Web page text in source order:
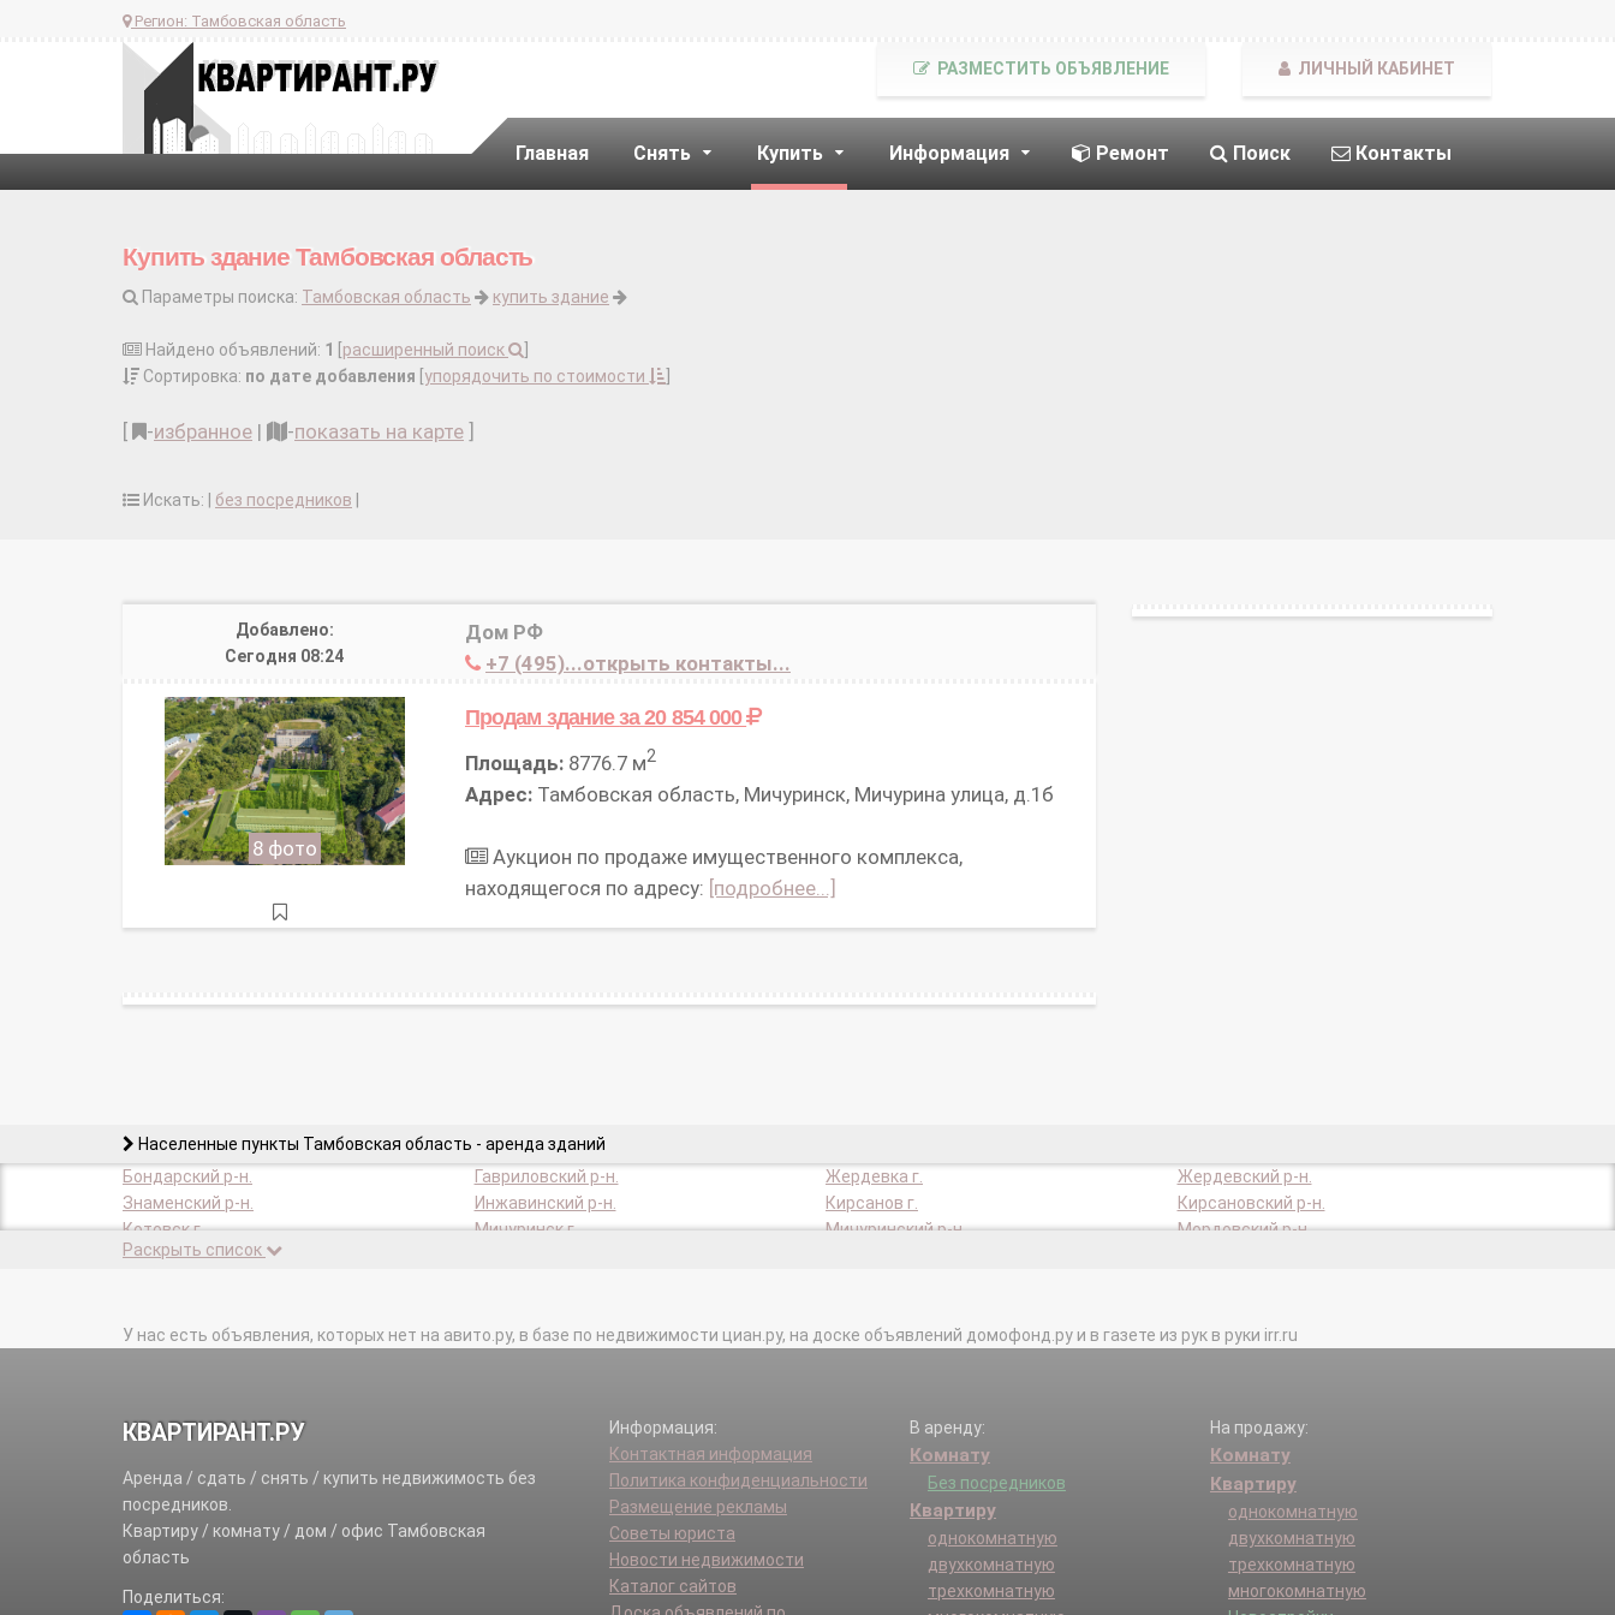
Регион: Тамбовская область
Главная Снять Купить Информация Ремонт Поиск Контакты
РАЗМЕСТИТЬ ОБЪЯВЛЕНИЕ ЛИЧНЫЙ КАБИНЕТ
Купить здание Тамбовская область
Параметры поиска: Тамбовская область купить здание
Найдено объявлений: 1 расширенный поиск
Сортировка: по дате добавления упорядочить по стоимости
-избранное | -показать на карте
Искать: | без посредников
Добавлено:
Сегодня 08:24
Дом РФ
+7 (495)...открыть контакты...
8 фото
Продам зданиеза 20 854 000
Площадь:8776.7 м2
Адрес:Тамбовская область, Мичуринск, Мичурина улица, д.1б
Аукцион по продаже имущественного комплекса,
находящегося по адресу: [подробнее...]
Населенные пункты Тамбовская область - аренда зданий
Бондарский р-н.
Гавриловский р-н. Жердевка г.
Жердевский р-н.
Знаменский р-н.
Инжавинский р-н. Кирсанов г.
Кирсановский р-н.
Котовск г.
Мичуринск г. Мичуринский р-н.
Мордовский р-н.
Моршанск г.
Староюрьевский р-н.
Тамбов г. Тамбовский р-н.
Токаревский р-н.
Раскрыть список
У нас есть объявления, которых нет на авито.ру, в базе по недвижимости циан.ру, на доске объявлений домофонд.ру и в газете из рук в руки irr.ru
КВАРТИРАНТ.РУ
Аренда / сдать / снять / купить недвижимость без
посредников.
Квартиру / комнату / дом / офис Тамбовская
область
Поделиться:
Информация:
Контактная информация
Политика конфиденциальности
Размещение рекламы
Советы юриста
Новости недвижимости
Каталог сайтов
В аренду:
Комнату
Без посредников
Квартиру
однокомнатную
двухкомнатную
трехкомнатную
На продажу:
Комнату
Квартиру
однокомнатную
двухкомнатную
трехкомнатную
многокомнатную